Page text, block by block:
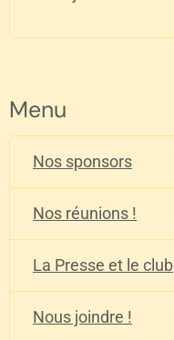
Menu
Nos sponsors
Nos réunions !
La Presse et le club
Nous joindre !